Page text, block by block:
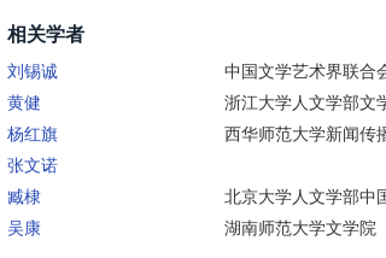
相关学者
刘锡诚
中国文学艺术界联合
黄健
浙江大学人文学部文
杨红旗
张文诺
臧棣
吴康
湖南师范大学文学院